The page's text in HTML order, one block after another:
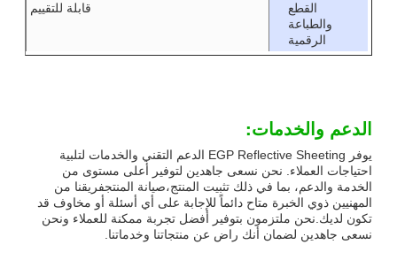
القطع
والطباعة
الرقمية
قابلة للتقييم
الدعم والخدمات:
يوفر EGP Reflective Sheeting الدعم التقني والخدمات لتلبية
احتياجات العملاء. نحن نسعى جاهدين لتوفير أعلى مستوى من
الخدمة والدعم، بما في ذلك تثبيت المنتج،صيانة المنتجفريقنا من
المهنيين ذوي الخبرة متاح دائماً للإجابة على أي أسئلة أو مخاوف قد
تكون لديك.نحن ملتزمون بتوفير أفضل تجربة ممكنة للعملاء ونحن
نسعى جاهدين لضمان أنك راض عن منتجاتنا وخدماتنا.